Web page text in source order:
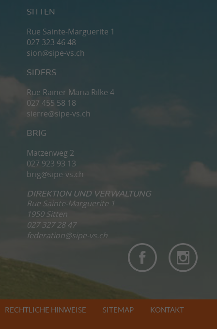
SITTEN
Rue Sainte-Marguerite 1
027 323 46 48
sion@sipe-vs.ch
SIDERS
Rue Rainer Maria Rilke 4
027 455 58 18
sierre@sipe-vs.ch
BRIG
Matzenweg 2
027 923 93 13
brig@sipe-vs.ch
DIREKTION UND VERWALTUNG
Rue Sainte-Marguerite 1
1950 Sitten
027 327 28 47
federation@sipe-vs.ch
RECHTLICHE HINWEISE SITEMAP KONTAKT